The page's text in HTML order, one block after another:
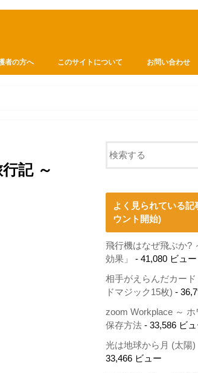
者の方へ このサイトについて お問い合わせ
記 ～
よく見られている記
ウント開始)
飛行機はなぜ飛ぶか?
効果」
- 41,080 ビュー
相手がえらんだカー
ドマジック15枚) -
zoom Workplace ～
保存方法 - 33,586 ビ
光は地球から月 (太陽)
33,466 ビュー